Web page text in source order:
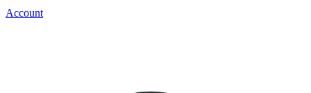
Account